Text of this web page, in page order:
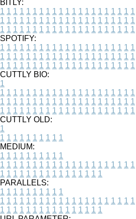
BITLY:
1 1 1 1 1 1 1 1 1 1 1 1 1 1 1 1 1 1 1 1 1
1 1 1 1 1 1 1 1 1 1 1 1 1 1 1 1 1 1 1 1 1
1 1 1 1 1 1 1 1 1 1 1 1 1 1 1 1 1 1 1 1 1
SPOTIFY:
1 1 1 1 1 1 1 1 1 1 1 1 1 1 1 1 1 1 1 1 1
1 1 1 1 1 1 1 1 1 1 1 1 1 1 1 1 1 1 1 1 1
1 1 1 1 1 1 1 1 1 1 1 1 1 1 1 1 1 1 1 1 1
CUTTLY BIO:
1
1 1 1 1 1 1 1 1 1 1 1 1 1 1 1 1 1 1 1 1 1
1 1 1 1 1 1 1 1 1 1 1 1 1 1 1 1 1 1 1 1 1
1 1 1 1 1 1 1 1 1 1 1 1 1 1 1 1 1 1 1 1 1
CUTTLY OLD:
1
1 1 1 1 1 1 1 1 1 1
MEDIUM:
1 1 1 1 1 1 1 1 1 1
1 1 1 1 1 1 1 1 1 1 1 1 1 1 1 1 1 1 1 1 1
1 1 1 1 1 1 1 1 1 1 1 1 1 1 1 1
PARALLELS:
1 1 1 1 1 1 1 1 1 1
1 1 1 1 1 1 1 1 1 1 1 1 1 1 1 1 1 1 1 1 1
1 1 1 1 1 1 1 1 1 1 1 1 1 1 1 1